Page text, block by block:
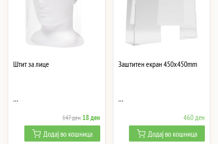
Штит за лице
…
147ден Original
price
was:
18денCurrent
price
is:
Додај во кошница
Заштитен екран 450x450mm
…
460ден
Додај во кошница